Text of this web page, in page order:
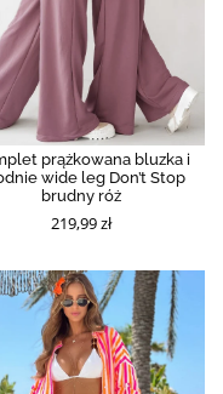
prążkowana bluzka i
wide leg Don’t Stop
brudny róż
219,99 zł